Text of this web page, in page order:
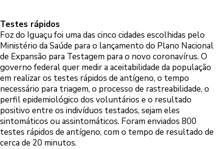
Testes rápidos
Foz do Iguaçu foi uma das cinco cidades escolhidas pelo
Ministério da Saúde para o lançamento do Plano Nacional
de Expansão para Testagem para o novo coronavírus. O
governo federal quer medir a aceitabilidade da população
em realizar os testes rápidos de antígeno, o tempo
necessário para triagem, o processo de rastreabilidade, o
perfil epidemiológico dos voluntários e o resultado
positivo entre os indivíduos testados, sejam eles
sintomáticos ou assintomáticos. Foram enviados 800
testes rápidos de antígeno, com o tempo de resultado de
cerca de 20 minutos.